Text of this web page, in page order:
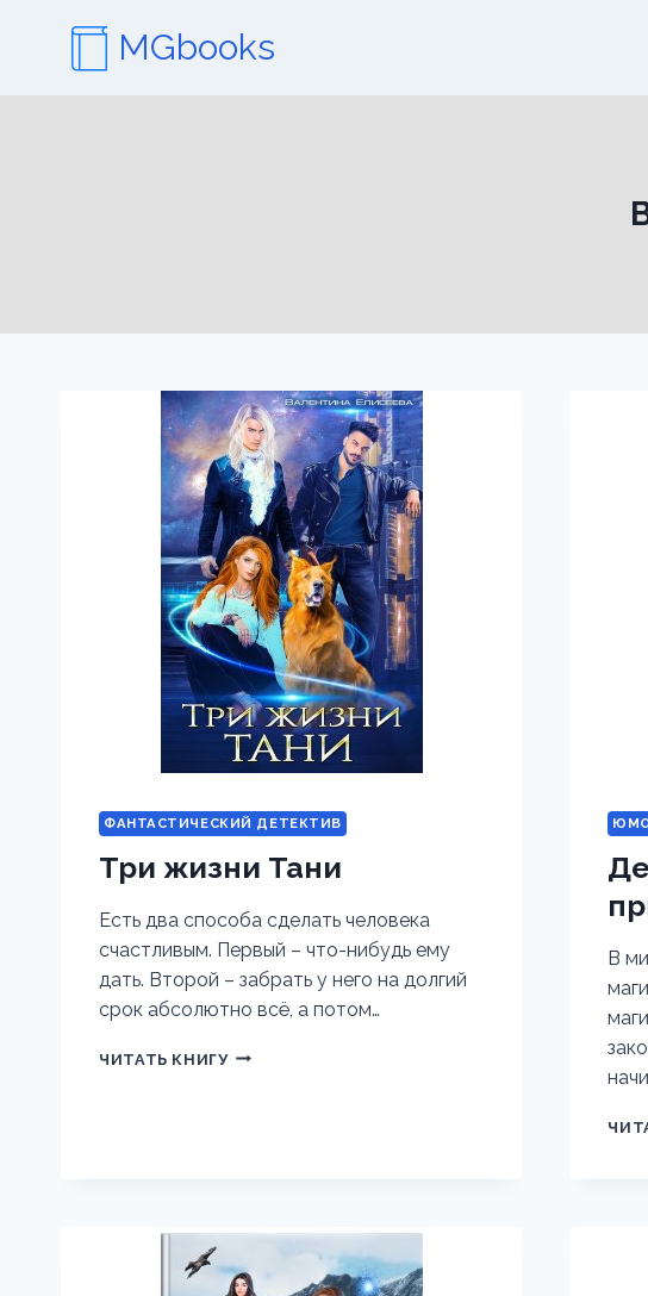
содержимому
MGbooks
ФАНТАСТИЧЕСКИЙ ДЕТЕКТИВ
Три жизни Тани
Есть два способа сделать человека
счастливым. Первый – что-нибудь ему
дать. Второй – забрать у него на долгий
срок абсолютно всё, а потом…
ЧИТАТЬ КНИГУТРИ
В